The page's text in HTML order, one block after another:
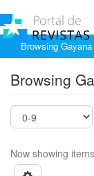
Browsing
Browsing
Now showing